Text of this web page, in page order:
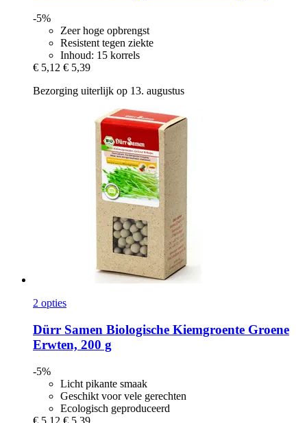
-5%
Zeer hoge opbrengst
Resistent tegen ziekte
Inhoud: 15 korrels
€ 5,12 € 5,39
Bezorging uiterlijk op 13. augustus
2 opties
Dürr Samen Biologische Kiemgroente Groene
Erwten, 200 g
-5%
Licht pikante smaak
Geschikt voor vele gerechten
Ecologisch geproduceerd
€ 5,12 € 5,39